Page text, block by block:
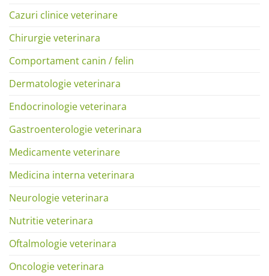
Cazuri clinice veterinare
Chirurgie veterinara
Comportament canin / felin
Dermatologie veterinara
Endocrinologie veterinara
Gastroenterologie veterinara
Medicamente veterinare
Medicina interna veterinara
Neurologie veterinara
Nutritie veterinara
Oftalmologie veterinara
Oncologie veterinara